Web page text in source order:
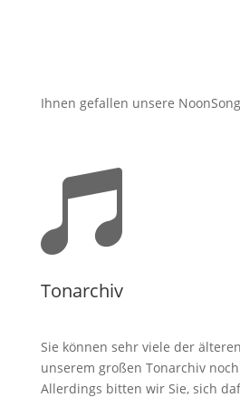
Ihnen gefallen unsere

Tonarchiv
Sie können sehr viele der
unserem großen Tonarchiv
Allerdings bitten wir Sie, sich